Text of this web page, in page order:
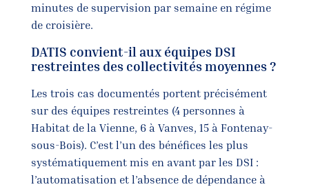
minutes de supervision par semaine en régime
de croisière.
DATIS convient-il aux équipes DSI
restreintes des collectivités moyennes ?
Les trois cas documentés portent précisément
sur des équipes restreintes (4 personnes à
Habitat de la Vienne, 6 à Vanves, 15 à Fontenay-
sous-Bois). C’est l’un des bénéfices les plus
systématiquement mis en avant par les DSI :
l’automatisation et l’absence de dépendance à